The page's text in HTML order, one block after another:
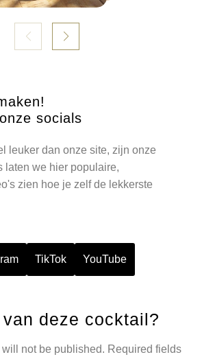
socials
leuker dan onze site, zijn onze
laten we hier populaire,
zien hoe je zelf de lekkerste
TikTok YouTube
deze cocktail?
not be published. Required fields